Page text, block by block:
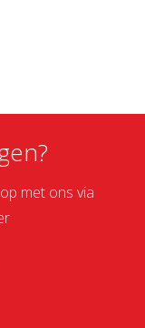
met ons via